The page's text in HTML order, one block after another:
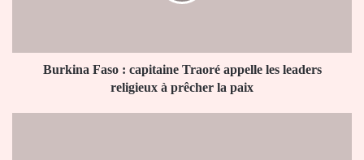
religieux
Burkina Faso : capitaine Traoré appelle les leaders
religieux à prêcher la paix